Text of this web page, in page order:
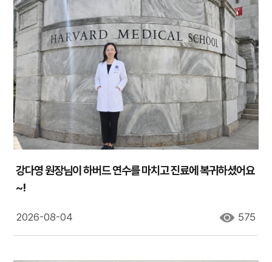
강다영 원장님이 하버드 연수를 마치고 진료에 복귀하셨어요
~!
2026-08-04 575